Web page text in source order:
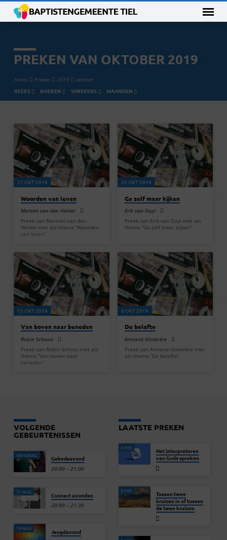
PREKEN VAN OKTOBER 2019
Home Preken 2019 oktober
REEKS BOEKEN SPREKERS MAANDEN
PREKEN
VAN
OKTOBER
2019
27 OKT 2019
Woorden van leven
Martien van den Helder
Preek van Martien van den
Helder met als thema “Woorden
van leven”
20 OKT 2019
Ga zelf maar kijken
Erik van Duyl
Preek van Erik van Duyl met als
thema “Ga zelf maar kijken”
13 OKT 2019
Van boven naar beneden
Robin Schoon
Preek van Robin Schoon met als
thema “Van boven naar
beneden”
6 OKT 2019
De belofte
Armand Gimbrére
Preek van Armand Gimbrère met
als thema “De belofte”
VOLGENDE
GEBEURTENISSEN
VANDAAG Gebedsavond
20:00 – 21:00
11 AUG Connect avonden
20:00 – 21:30
19 AUG Jeugdavond
LAATSTE PREKEN
3 MEI
Het interpreteren
van Gods spreken
3 MEI
Tussen twee
kruizen in of tussen
de twee kruizen